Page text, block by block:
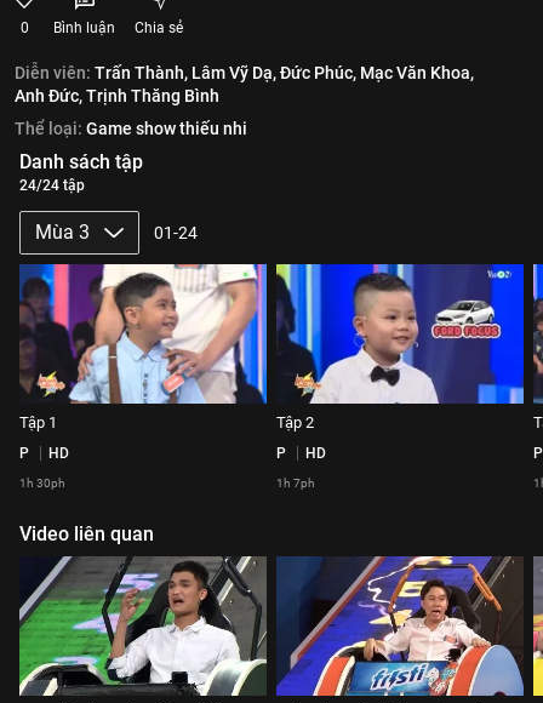
0 Bình luận Chia sẻ
Diễn viên: Trấn Thành, Lâm Vỹ Dạ,Đức Phúc, Mạc Văn Khoa,
Anh Đức,Trịnh Thăng Bình
Thể loại: Game show thiếu nhi
Danh sách tập
24/24 tập
Mùa 3 01-24
Tập 1
P HD
1h 30ph
Tập 2
P HD
1h 7ph
P
Video liên quan